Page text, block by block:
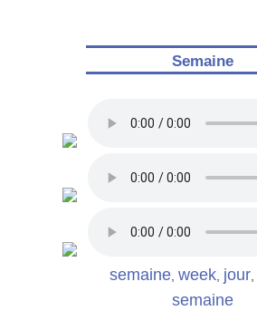
Semaine
semaine, week, jour,
semaine